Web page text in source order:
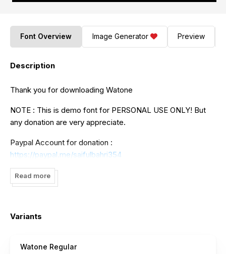
Font Overview Image Generator Preview
Description
Thank you for downloading Watone
NOTE : This is demo font for PERSONAL USE ONLY! But
any donation are very appreciate.
Paypal Account for donation :
https://paypal.me/saifulbahri354
Link to purchase full version and commercial license:
https://www.creativefabrica.com/designer/motiontailstudio
Read more
Variants
Watone Regular